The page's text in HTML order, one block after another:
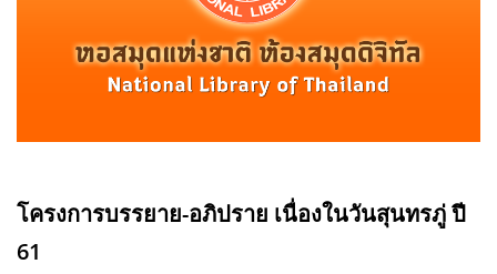
โครงการบรรยาย-อภิปราย เนื่องในวันสุนทรภู่ ปี
61